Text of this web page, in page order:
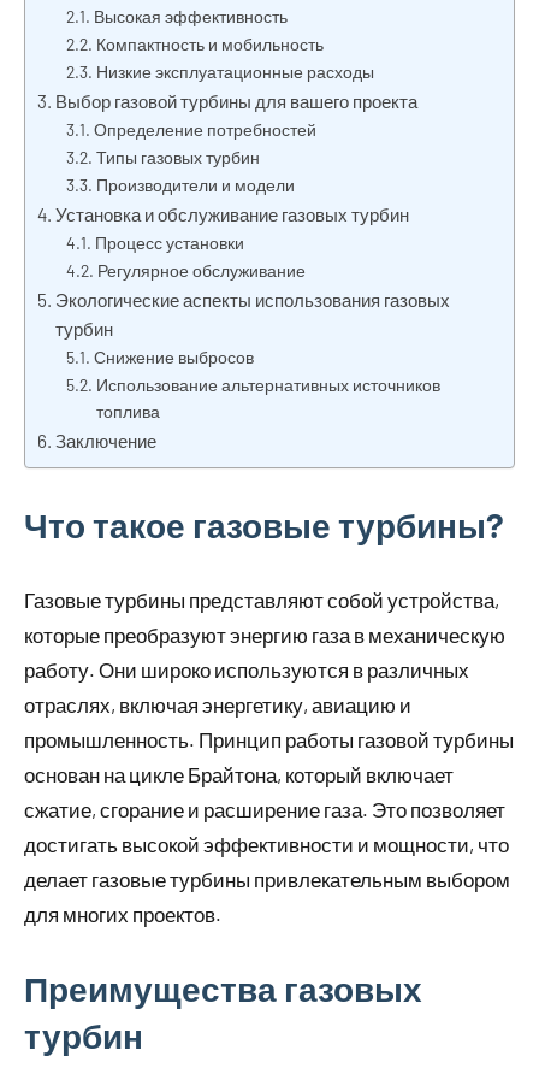
Высокая эффективность
Компактность и мобильность
Низкие эксплуатационные расходы
Выбор газовой турбины для вашего проекта
Определение потребностей
Типы газовых турбин
Производители и модели
Установка и обслуживание газовых турбин
Процесс установки
Регулярное обслуживание
Экологические аспекты использования газовых
турбин
Снижение выбросов
Использование альтернативных источников
топлива
Заключение
Что такое газовые турбины?
Газовые турбины представляют собой устройства,
которые преобразуют энергию газа в механическую
работу. Они широко используются в различных
отраслях, включая энергетику, авиацию и
промышленность. Принцип работы газовой турбины
основан на цикле Брайтона, который включает
сжатие, сгорание и расширение газа. Это позволяет
достигать высокой эффективности и мощности, что
делает газовые турбины привлекательным выбором
для многих проектов.
Преимущества газовых
турбин